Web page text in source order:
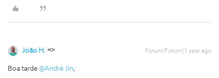
João H. Forum|Forum|1 year ago
Boa tarde @André Jin,